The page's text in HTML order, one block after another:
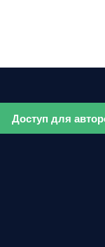
Доступ для